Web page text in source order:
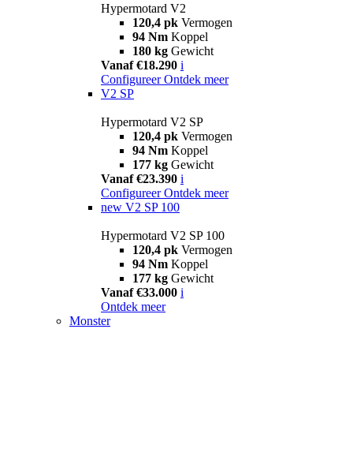
Hypermotard V2
120,4 pk Vermogen
94 Nm Koppel
180 kg Gewicht
Vanaf €18.290 i
Configureer Ontdek meer
V2 SP
Hypermotard V2 SP
120,4 pk Vermogen
94 Nm Koppel
177 kg Gewicht
Vanaf €23.390 i
Configureer Ontdek meer
new V2 SP 100
Hypermotard V2 SP 100
120,4 pk Vermogen
94 Nm Koppel
177 kg Gewicht
Vanaf €33.000 i
Ontdek meer
Monster